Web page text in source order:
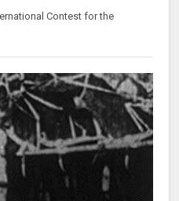
Contest for the